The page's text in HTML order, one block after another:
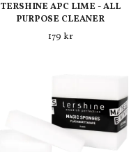
TERSHINE APC LIME - ALL
PURPOSE CLEANER
179 kr